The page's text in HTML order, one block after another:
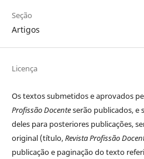
Seção
Artigos
Licença
Os textos submetidos e aprovados
Profissão Docenteserão publicados, e
deles para posteriores publicações,
original (título,Revista Profissão
publicação e paginação do texto